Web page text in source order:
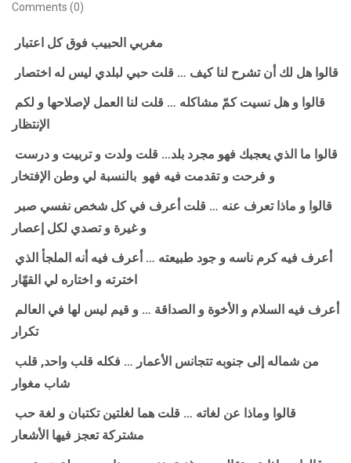
Comments (0)
مغربي الحبيب فوق كل اعتبار
قالوا هل لك أن تشرح لنا كيف … قلت حبي لبلدي ليس له اختصار
الإنتظار
و فرحت و تقدمت فيه فهو بالنسبة لي وطن الإفتخار
و غيرة و تصدي لكل إعصار
اخترته و اختاره لي القهّار
تكرار
شاب مغوار
مشتركة تعجز فيها الأشعار